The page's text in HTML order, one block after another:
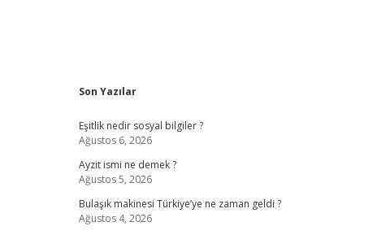
Sidebar
Son Yazılar
Eşitlik nedir sosyal bilgiler ?
Ağustos 6, 2026
Ayzit ismi ne demek ?
Ağustos 5, 2026
Bulaşık makinesi Türkiye’ye ne zaman geldi ?
Ağustos 4, 2026